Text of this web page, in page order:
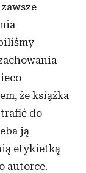
że książka
do
ją
etykietką
autorce.